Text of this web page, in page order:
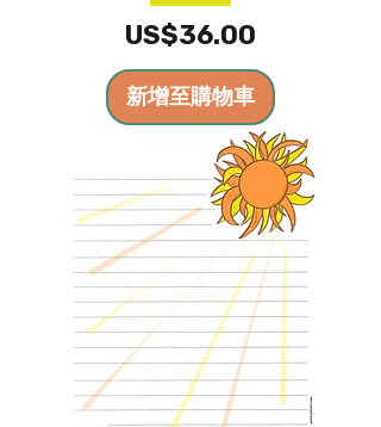
價格
US$36.00
新增至購物車